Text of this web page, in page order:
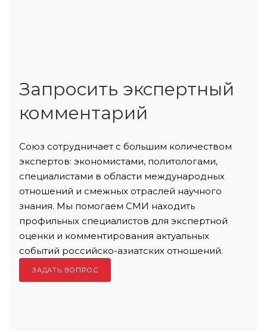
Запросить экспертный
комментарий
Союз сотрудничает с большим количеством
экспертов: экономистами, политологами,
специалистами в области международных
отношений и смежных отраслей научного
знания. Мы помогаем СМИ находить
профильных специалистов для экспертной
оценки и комментирования актуальных
событий российско-азиатских отношений.
ЗАДАТЬ ВОПРОС